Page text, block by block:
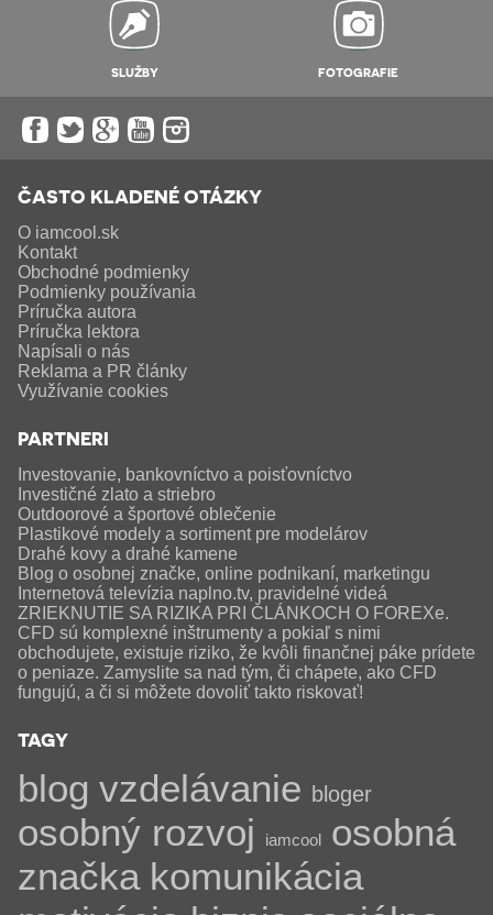
SLUŽBY FOTOGRAFIE
ČASTO KLADENÉ OTÁZKY
O iamcool.sk
Kontakt
Obchodné podmienky
Podmienky používania
Príručka autora
Príručka lektora
Napísali o nás
Reklama a PR články
Využívanie cookies
PARTNERI
Investovanie, bankovníctvo a poisťovníctvo
Investičné zlato a striebro
Outdoorové a športové oblečenie
Plastikové modely a sortiment pre modelárov
Drahé kovy a drahé kamene
Blog o osobnej značke, online podnikaní, marketingu
Internetová televízia naplno.tv, pravidelné videá
ZRIEKNUTIE SA RIZIKA PRI ČLÁNKOCH O FOREXe.
CFD sú komplexné inštrumenty a pokiaľ s nimi
obchodujete, existuje riziko, že kvôli finančnej páke prídete
o peniaze. Zamyslite sa nad tým, či chápete, ako CFD
fungujú, a či si môžete dovoliť takto riskovať!
TAGY
blog vzdelávanie bloger
osobný rozvoj iamcool
osobná
značka komunikácia